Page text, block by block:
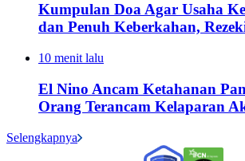
Kumpulan Doa Agar Usaha
dan Penuh Keberkahan,
10 menit lalu
El Nino Ancam Ketahanan
Orang Terancam Kelaparan
Selengkapnya